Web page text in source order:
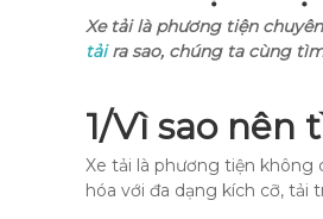
Xe tải là phương tiện
tảira sao, chúng ta cùng
1/Vì sao nên
Xe tải là phương tiện không
hóa với đa dạng kích cỡ, tải